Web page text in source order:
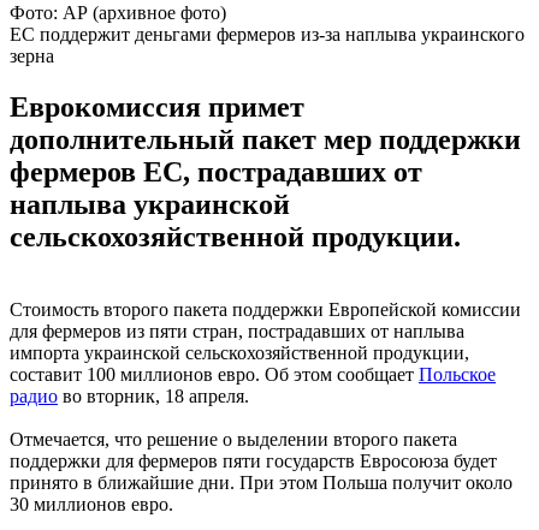
Фото: АР (архивное фото)
ЕС поддержит деньгами фермеров из-за наплыва украинского
зерна
Еврокомиссия примет
дополнительный пакет мер поддержки
фермеров ЕС, пострадавших от
наплыва украинской
сельскохозяйственной продукции.
Стоимость второго пакета поддержки Европейской комиссии
для фермеров из пяти стран, пострадавших от наплыва
импорта украинской сельскохозяйственной продукции,
составит 100 миллионов евро. Об этом сообщает Польское
радио во вторник, 18 апреля.
Отмечается, что решение о выделении второго пакета
поддержки для фермеров пяти государств Евросоюза будет
принято в ближайшие дни. При этом Польша получит около
30 миллионов евро.